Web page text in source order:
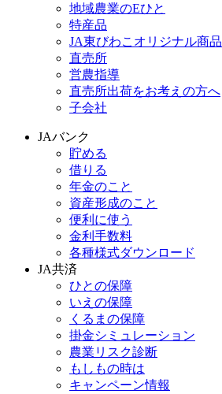
地域農業のEひと
特産品
JA東びわこオリジナル商品
直売所
営農指導
直売所出荷をお考えの方へ
子会社
JAバンク
貯める
借りる
年金のこと
資産形成のこと
便利に使う
金利手数料
各種様式ダウンロード
JA共済
ひとの保障
いえの保障
くるまの保障
掛金シミュレーション
農業リスク診断
もしもの時は
キャンペーン情報